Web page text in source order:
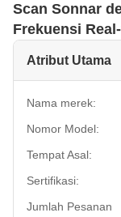
Scan Sonnar
Frekuensi
Atribut Utama
Nama merek:
Nomor Model:
Tempat Asal:
Sertifikasi:
Jumlah Pesanan